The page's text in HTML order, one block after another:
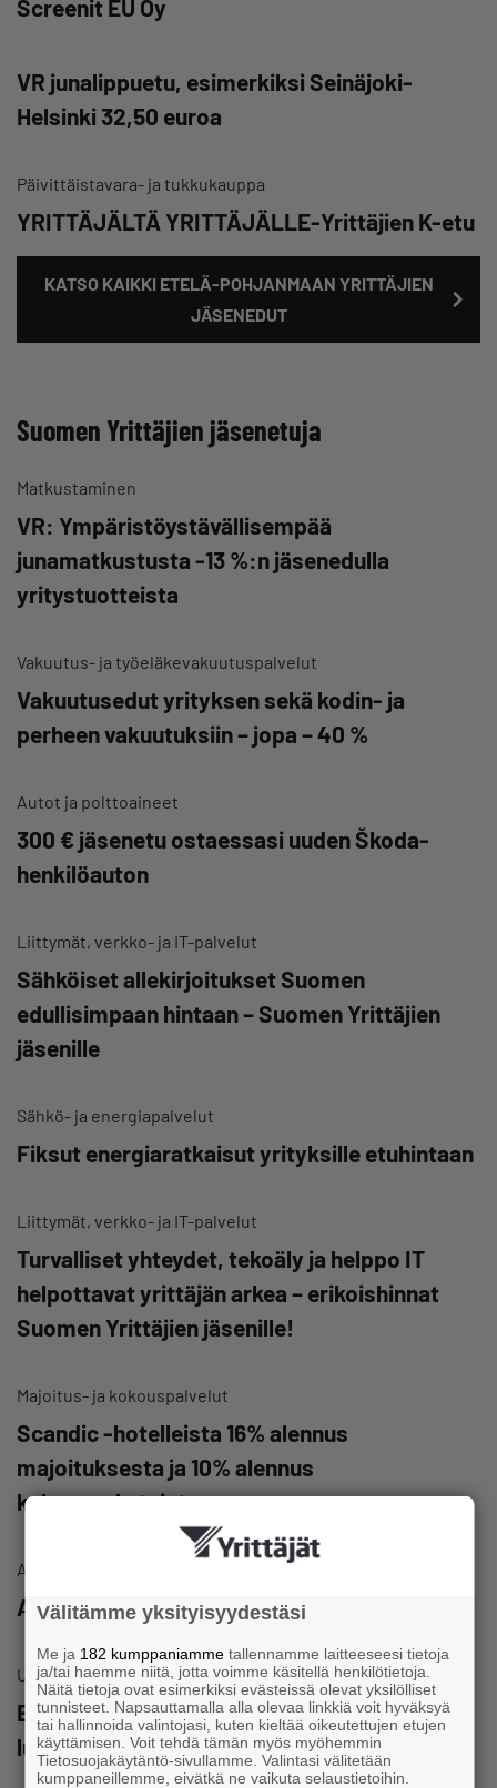
Screenit EU Oy
VR junalippuetu, esimerkiksi Seinäjoki-
Helsinki 32,50 euroa
Päivittäistavara- ja tukkukauppa
YRITTÄJÄLTÄ YRITTÄJÄLLE-Yrittäjien K-etu
KATSO KAIKKI ETELÄ-POHJANMAAN YRITTÄJIEN
JÄSENEDUT
Suomen Yrittäjien jäsenetuja
Matkustaminen
VR: Ympäristöystävällisempää
junamatkustusta -13 %:n jäsenedulla
yritystuotteista
Vakuutus- ja työeläkevakuutuspalvelut
Vakuutusedut yrityksen sekä kodin- ja
perheen vakuutuksiin – jopa – 40 %
Autot ja polttoaineet
300 € jäsenetu ostaessasi uuden Škoda-
henkilöauton
Liittymät, verkko- ja IT-palvelut
Sähköiset allekirjoitukset Suomen
edullisimpaan hintaan – Suomen Yrittäjien
jäsenille
Sähkö- ja energiapalvelut
Fiksut energiaratkaisut yrityksille etuhintaan
Liittymät, verkko- ja IT-palvelut
Turvalliset yhteydet, tekoäly ja helppo IT
helpottavat yrittäjän arkea – erikoishinnat
Suomen Yrittäjien jäsenille!
Majoitus- ja kokouspalvelut
Scandic -hotelleista 16% alennus
majoituksesta ja 10% alennus
kokouspaketeista
Autot ja polttoaineet
Alennusta autopesuista ja polttonesteistä
Uusi jäsenetu
Ensimmäistä kertaa Suomessa: rajattomat
luottotietohaut kiinteällä kuukausihinnalla
Välitämme yksityisyydestäsi
Me ja 182 kumppaniammetallennamme laitteeseesi tietoja
ja/tai haemme niitä, jotta voimme käsitellä henkilötietoja.
Näitä tietoja ovat esimerkiksi evästeissä olevat yksilölliset
tunnisteet. Napsauttamalla alla olevaa linkkiä voit hyväksyä
tai hallinnoida valintojasi, kuten kieltää oikeutettujen etujen
käyttämisen. Voit tehdä tämän myös myöhemmin
Tietosuojakäytäntö-sivullamme. Valintasi välitetään
kumppaneillemme, eivätkä ne vaikuta selaustietoihin.